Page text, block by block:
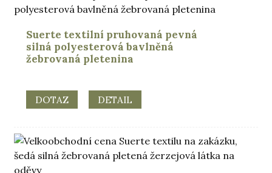
Suerte textilní pruhovaná pevná
silná polyesterová bavlněná
žebrovaná pletenina
DOTAZ DETAIL